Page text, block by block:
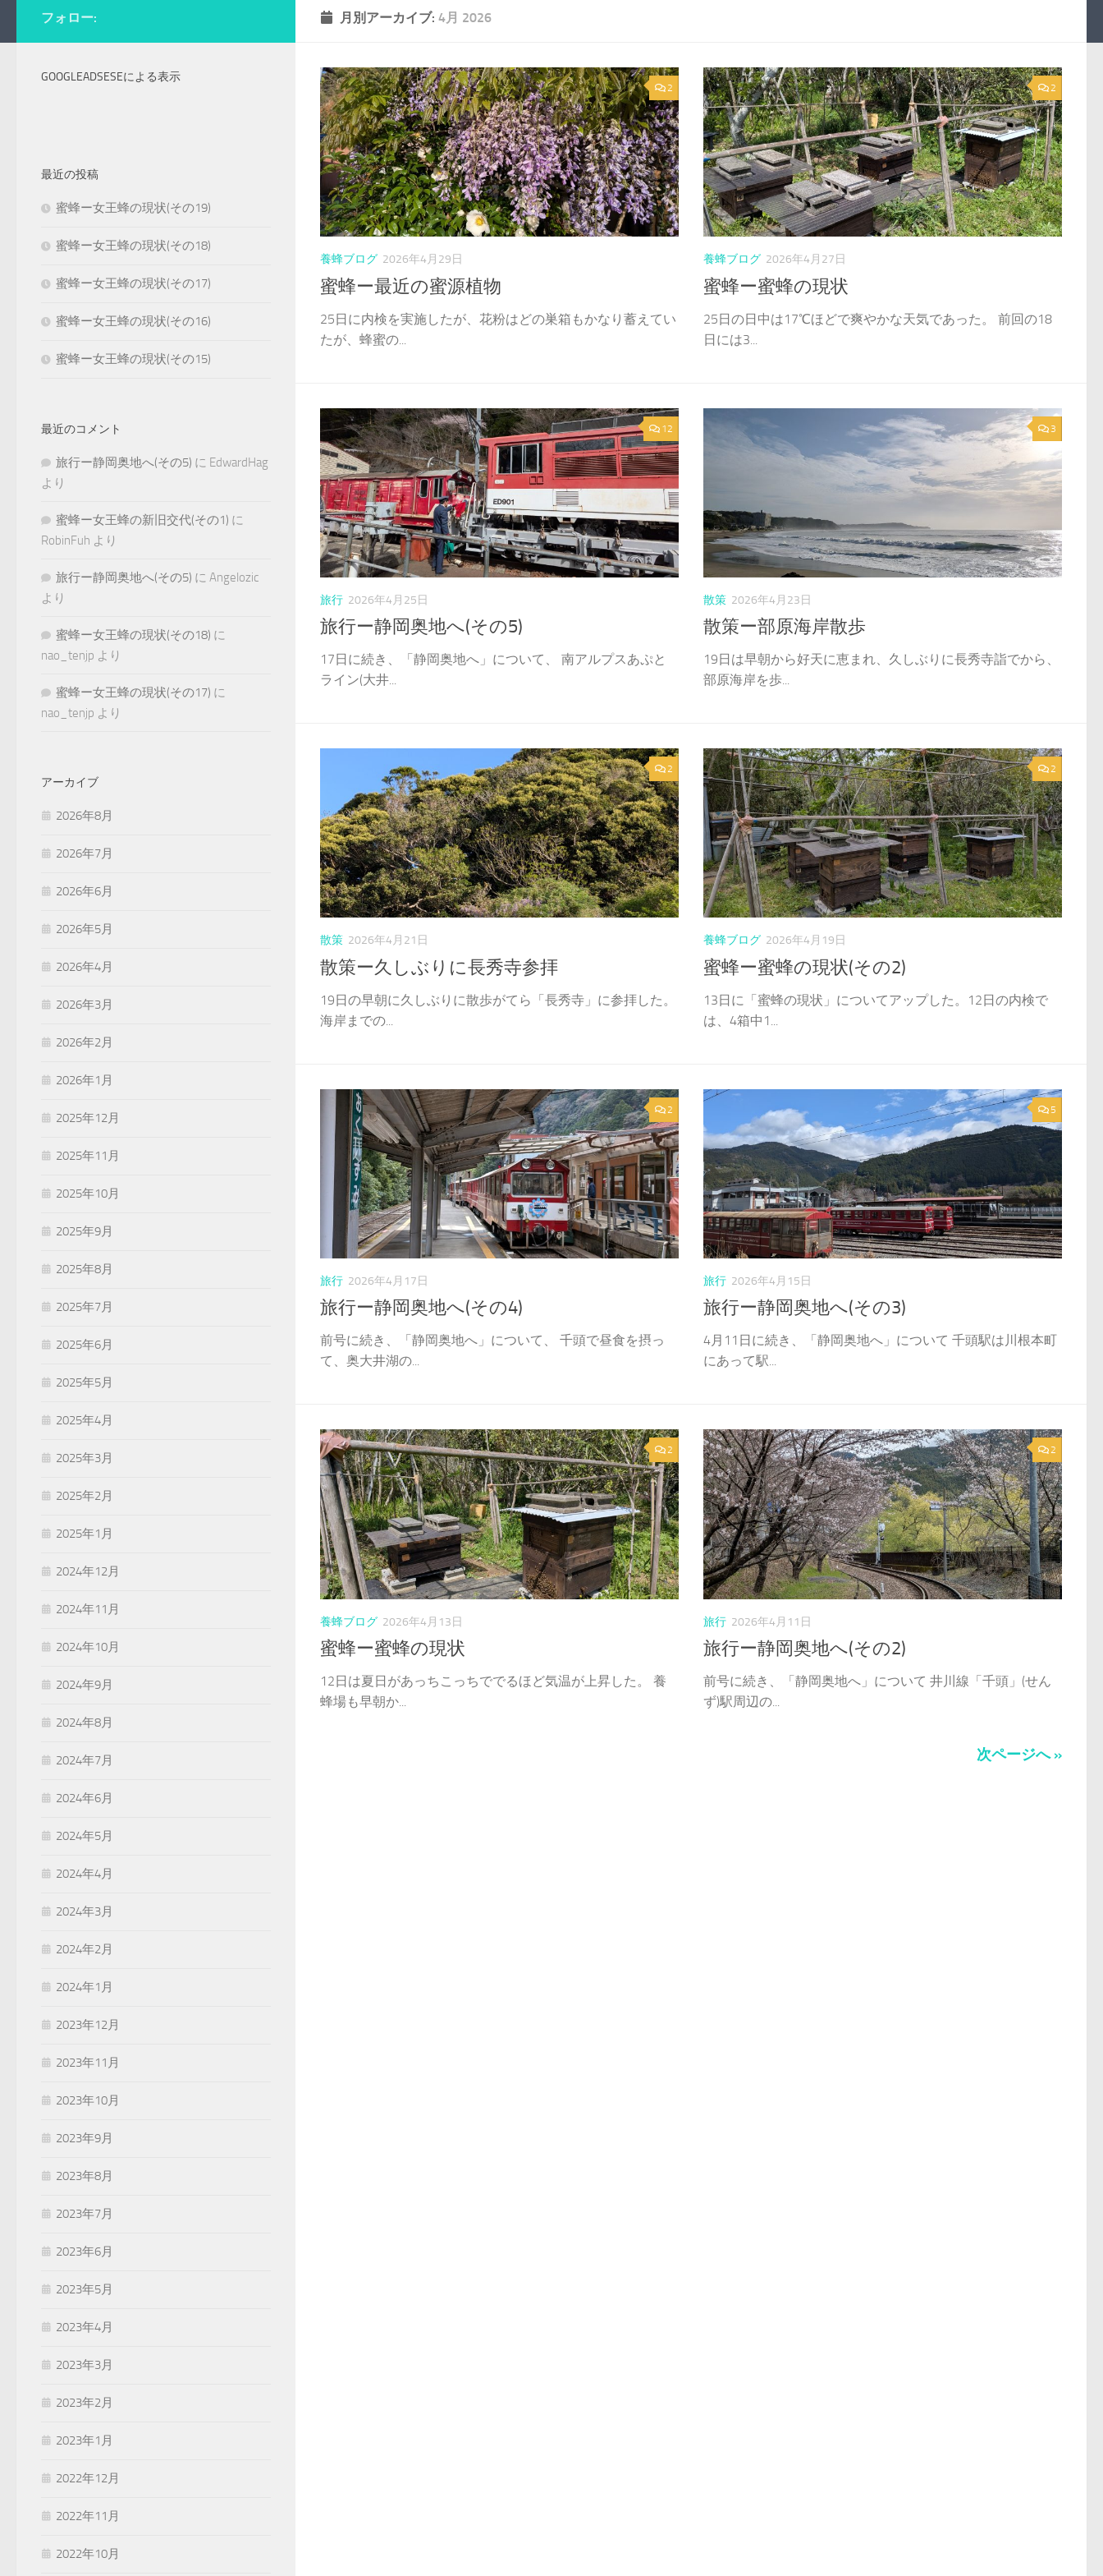
月別アーカイブ: 4月 2026
2
養蜂ブログ 2026年4月29日
蜜蜂ー最近の蜜源植物
25日に内検を実施したが、花粉はどの巣箱もかなり蓄えてい
たが、蜂蜜の...
2
養蜂ブログ 2026年4月27日
蜜蜂ー蜜蜂の現状
25日の日中は17℃ほどで爽やかな天気であった。 前回の18
日には3...
12
旅行 2026年4月25日
旅行ー静岡奥地へ(その5)
17日に続き、「静岡奥地へ」について、 南アルプスあぷと
ライン(大井...
3
散策 2026年4月23日
散策ー部原海岸散歩
19日は早朝から好天に恵まれ、久しぶりに長秀寺詣でから、
部原海岸を歩...
2
散策 2026年4月21日
散策ー久しぶりに長秀寺参拝
19日の早朝に久しぶりに散歩がてら「長秀寺」に参拝した。
海岸までの...
2
養蜂ブログ 2026年4月19日
蜜蜂ー蜜蜂の現状(その2)
13日に「蜜蜂の現状」についてアップした。12日の内検で
は、4箱中1...
2
旅行 2026年4月17日
旅行ー静岡奥地へ(その4)
前号に続き、「静岡奥地へ」について、 千頭で昼食を摂っ
て、奥大井湖の...
5
旅行 2026年4月15日
旅行ー静岡奥地へ(その3)
4月11日に続き、「静岡奥地へ」について 千頭駅は川根本町
にあって駅...
2
養蜂ブログ 2026年4月13日
蜜蜂ー蜜蜂の現状
12日は夏日があっちこっちででるほど気温が上昇した。 養
蜂場も早朝か...
2
旅行 2026年4月11日
旅行ー静岡奥地へ(その2)
前号に続き、「静岡奥地へ」について 井川線「千頭」(せん
ず)駅周辺の...
次ページへ »
フォロー:
GOOGLEADSESEによる表示
最近の投稿
蜜蜂ー女王蜂の現状(その19)
蜜蜂ー女王蜂の現状(その18)
蜜蜂ー女王蜂の現状(その17)
蜜蜂ー女王蜂の現状(その16)
蜜蜂ー女王蜂の現状(その15)
最近のコメント
旅行ー静岡奥地へ(その5) に EdwardHag
より
蜜蜂ー女王蜂の新旧交代(その1) に
RobinFuh より
旅行ー静岡奥地へ(その5) に Angelozic
より
蜜蜂ー女王蜂の現状(その18) に
nao_tenjp より
蜜蜂ー女王蜂の現状(その17) に
nao_tenjp より
アーカイブ
2026年8月
2026年7月
2026年6月
2026年5月
2026年4月
2026年3月
2026年2月
2026年1月
2025年12月
2025年11月
2025年10月
2025年9月
2025年8月
2025年7月
2025年6月
2025年5月
2025年4月
2025年3月
2025年2月
2025年1月
2024年12月
2024年11月
2024年10月
2024年9月
2024年8月
2024年7月
2024年6月
2024年5月
2024年4月
2024年3月
2024年2月
2024年1月
2023年12月
2023年11月
2023年10月
2023年9月
2023年8月
2023年7月
2023年6月
2023年5月
2023年4月
2023年3月
2023年2月
2023年1月
2022年12月
2022年11月
2022年10月